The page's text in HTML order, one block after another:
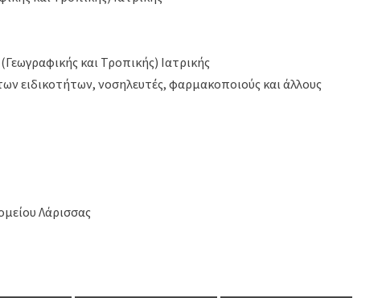
και Τροπικής) Ιατρικής
ειδικοτήτων, νοσηλευτές, φαρμακοποιούς και άλλους
Λάρισσας